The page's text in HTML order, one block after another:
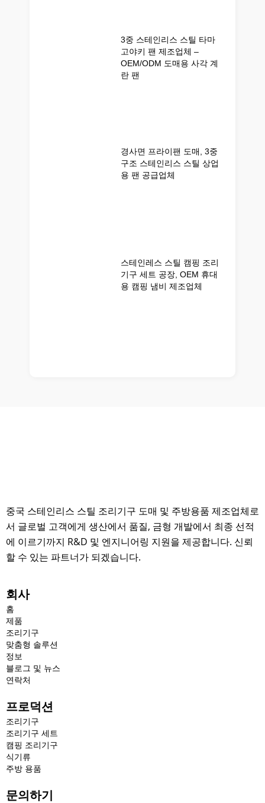
3중 스테인리스 스틸 타마
고야키 팬 제조업체 –
OEM/ODM 도매용 사각 계
란 팬
경사면 프라이팬 도매, 3중
구조 스테인리스 스틸 상업
용 팬 공급업체
스테인레스 스틸 캠핑 조리
기구 세트 공장, OEM 휴대
용 캠핑 냄비 제조업체
중국 스테인리스 스틸 조리기구 도매 및 주방용품 제조업체로
서 글로벌 고객에게 생산에서 품질, 금형 개발에서 최종 선적
에 이르기까지 R&D 및 엔지니어링 지원을 제공합니다. 신뢰
할 수 있는 파트너가 되겠습니다.
회사
홈
제품
조리기구
맞춤형 솔루션
정보
블로그 및 뉴스
연락처
프로덕션
조리기구
조리기구 세트
캠핑 조리기구
식기류
주방 용품
문의하기